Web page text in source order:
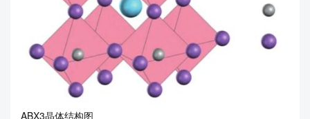
ABX3晶体结构图